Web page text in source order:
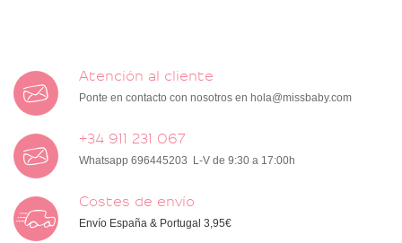
Atención al cliente
Ponte en contacto con nosotros en hola@missbaby.com
+34 911 231 067
Whatsapp 696445203 L-V de 9:30 a 17:00h
Costes de envío
Envío España & Portugal 3,95€